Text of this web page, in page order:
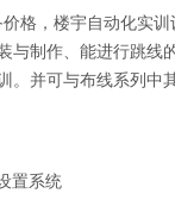
格，楼宇自动化实训
与制作、能进行跳
并可与布线系列中
置系统